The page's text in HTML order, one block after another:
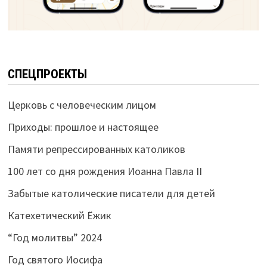
СПЕЦПРОЕКТЫ
Церковь с человеческим лицом
Приходы: прошлое и настоящее
Памяти репрессированных католиков
100 лет со дня рождения Иоанна Павла II
Забытые католические писатели для детей
Катехетический Ёжик
“Год молитвы” 2024
Год святого Иосифа